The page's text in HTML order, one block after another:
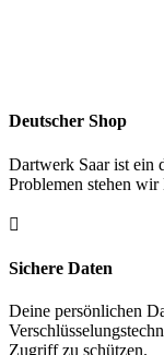
Deutscher Shop
Dartwerk Saar ist ein
Problemen stehen

Sichere Daten
Deine persönlichen
Zugriff zu schützen.